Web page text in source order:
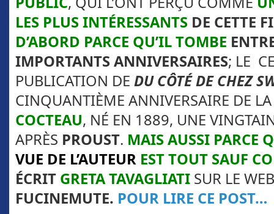
LES PLUS INTÉRESSANTS DE CETTE
D’ABORD PARCE QU’IL TOMBE
IMPORTANTS ANNIVERSAIRES; LE
PUBLICATION DE DU CÔTÉ DECHEZ
CINQUANTIÈME ANNIVERSAIRE DE
COCTEAU, NÉ EN 1889, UNE
APRÈS PROUST. MAIS AUSSI PARCE
VUE DE L’AUTEUR EST TOUT SAUF
ÉCRIT GRETA TAVAGLIATI SUR LE
FUCINEMUTE. POUR LIRE CE POST…